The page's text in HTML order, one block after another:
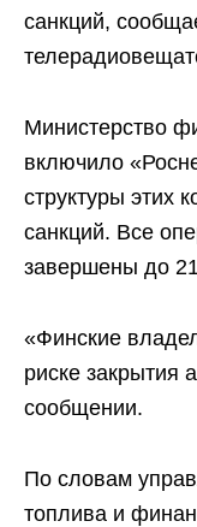
санкций,
Министерство
включило
структуры этих
санкций. Все
завершены до
«Финские
риске закрытия
сообщении.
По словам
топлива и